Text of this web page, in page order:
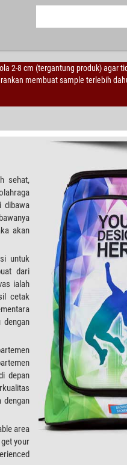
2-8 cm (tergantung produk) agar
membuat sample terlebih
sehat,
dibawa
akan
untuk
dari
ialah
cetak
dengan
depan
dengan
area
your